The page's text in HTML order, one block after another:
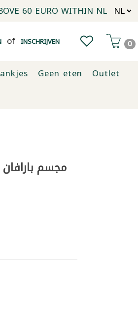
60 EURO WITHIN NL
of INSCHRIJVEN 0
Geen eten
Outlet
مجسم بارافان